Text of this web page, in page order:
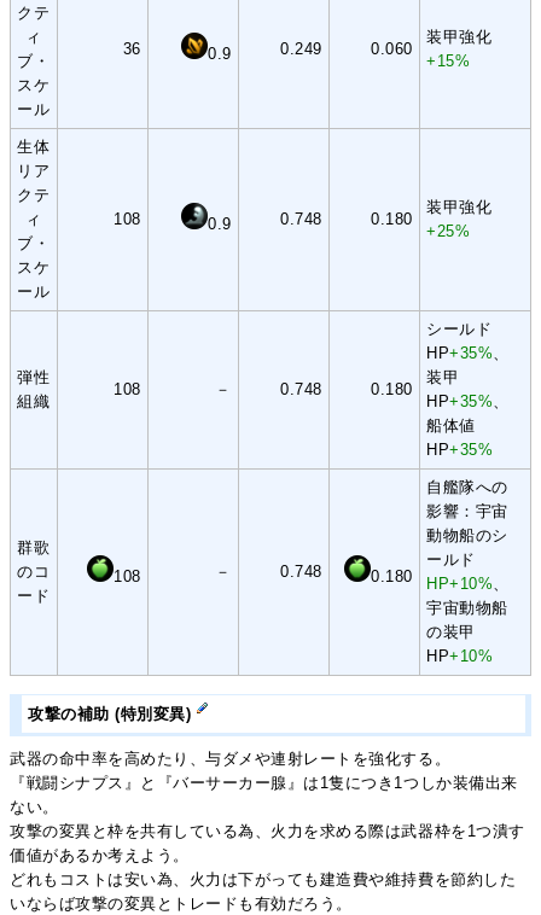
クテ
ィ
ブ・
スケ
ール
36 0.9 0.249 0.060
装甲強化
+15%
生体
リア
クテ
ィ
ブ・
スケ
ール
108 0.9 0.748 0.180
装甲強化
+25%
弾性
組織
108 － 0.748 0.180
シールド
HP+35%、
装甲
HP+35%、
船体値
HP+35%
群歌
のコ
ード
108 － 0.748 0.180
自艦隊への
影響：宇宙
動物船のシ
ールド
HP+10%、
宇宙動物船
の装甲
HP+10%
攻撃の補助 (特別変異)
武器の命中率を高めたり、与ダメや連射レートを強化する。
『戦闘シナプス』と『バーサーカー腺』は1隻につき1つしか装備出来
ない。
攻撃の変異と枠を共有している為、火力を求める際は武器枠を1つ潰す
価値があるか考えよう。
どれもコストは安い為、火力は下がっても建造費や維持費を節約した
いならば攻撃の変異とトレードも有効だろう。